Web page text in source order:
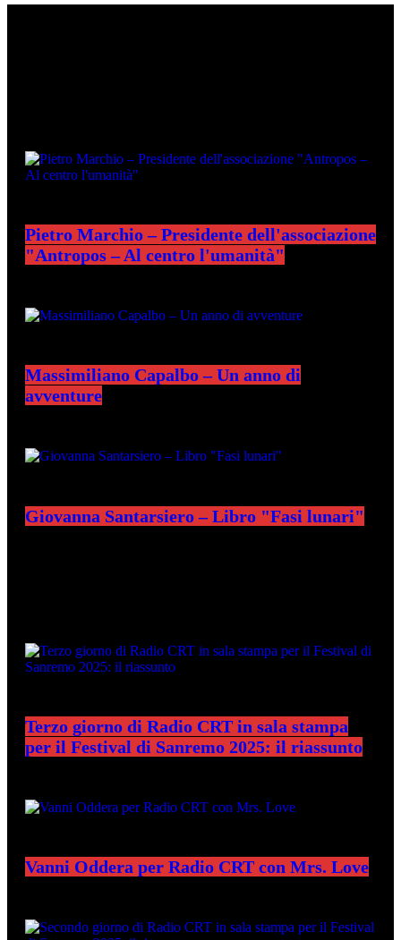
Pietro Marchio – Presidente dell'associazione
"Antropos – Al centro l'umanità"
Massimiliano Capalbo – Un anno di
avventure
Giovanna Santarsiero – Libro "Fasi lunari"
Terzo giorno di Radio CRT in sala stampa
per il Festival di Sanremo 2025: il riassunto
Vanni Oddera per Radio CRT con Mrs. Love